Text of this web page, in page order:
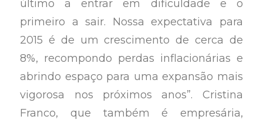
último a entrar em dificuldade e o
primeiro a sair. Nossa expectativa para
2015 é de um crescimento de cerca de
8%, recompondo perdas inflacionárias e
abrindo espaço para uma expansão mais
vigorosa nos próximos anos”. Cristina
Franco, que também é empresária,